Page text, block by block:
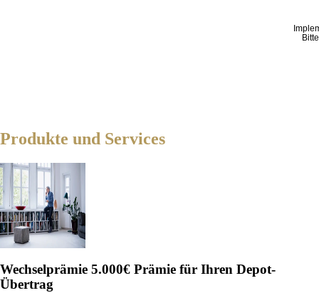
Produkte und Services
Wechselprämie 5.000€ Prämie für Ihren Depot-
Übertrag